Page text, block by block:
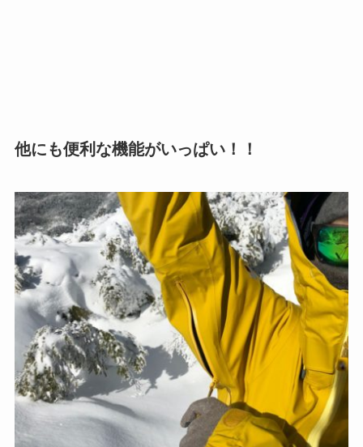
他にも便利な機能がいっぱい！！